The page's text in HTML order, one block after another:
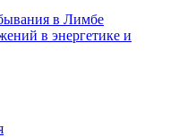
в Лимбе
в энергетике и